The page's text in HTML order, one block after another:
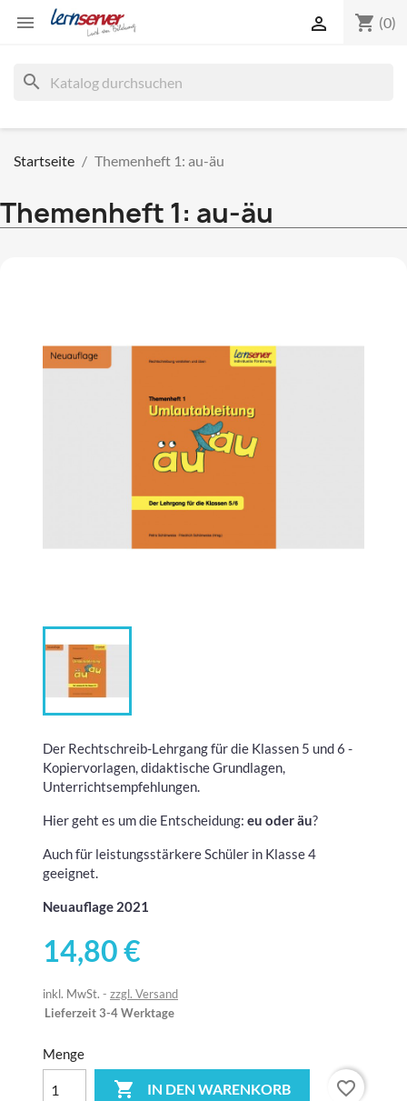
 shopping_cart (0)

search
Startseite Themenheft 1: au-äu
Themenheft 1: au-äu
Der Rechtschreib-Lehrgang für die Klassen 5 und 6 -
Kopiervorlagen, didaktische Grundlagen,
Unterrichtsempfehlungen.
Hier geht es um die Entscheidung: eu oder äu?
Auch für leistungsstärkere Schüler in Klasse 4
geeignet.
Neuauflage 2021
14,80 €
inkl. MwSt.
zzgl. Versand
Lieferzeit 3-4 Werktage
Menge
 IN DEN WARENKORB favorite_border